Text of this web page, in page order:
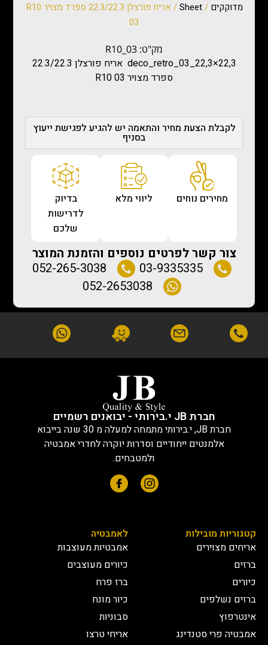
מדוקקים /
Sheet
/ אריח פורצלן 22.3/22.3 ספרד מצויר R10
03
מק"ט: R10_03
deco_retro_03_22,3×22,3 אריח פורצלן 22.3/22.3
ספרד מצויר R10 03
לקבלת הצעת מחיר והתאמה יש להגיע לפגישת ייעוץ
בסניף
מחירים נוחים ליווי מלא
בדיוק
לדרישות
שלכם
צור קשר לפרטים נוספים והזמנת המוצר
03-9335335
052-265-3038
052-2653038
חברת JB י.בירותי - יבואנים רשמיים
חברת JB, י.בירותי מתמחה למעלה מ 30 שנה בייבוא
אלמנטים ייחודיים וסדרות יוקרה לחדרי אמבטיה
ולמטבחים.
קטגוריות מובילות
אריחים מצוירים
ברזים
כיורים
ברזים נשלפים
אינטרפוץ
אמבטיה פרי סטנדינג
לאמבטיה
אמבטיות מעוצבות
כיורים מעוצבים
ברז פרח
כיור מונח
סבוניות
אריחי טרצו